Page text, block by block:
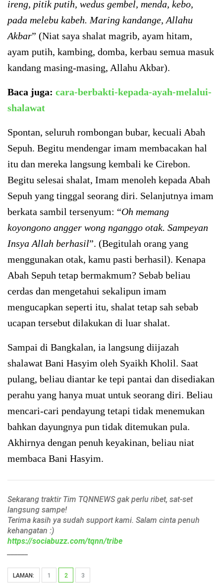
ireng, pitik putih, wedus gembel, menda, kebo,
pada melebu kabeh. Maring kandange, Allahu
Akbar” (Niat saya shalat magrib, ayam hitam,
ayam putih, kambing, domba, kerbau semua masuk
kandang masing-masing, Allahu Akbar).
Baca juga: cara-berbakti-kepada-ayah-melalui-
shalawat
Spontan, seluruh rombongan bubar, kecuali Abah
Sepuh. Begitu mendengar imam membacakan hal
itu dan mereka langsung kembali ke Cirebon.
Begitu selesai shalat, Imam menoleh kepada Abah
Sepuh yang tinggal seorang diri. Selanjutnya imam
berkata sambil tersenyum: “Oh memang
koyongono angger wong nganggo otak. Sampeyan
Insya Allah berhasil”. (Begitulah orang yang
menggunakan otak, kamu pasti berhasil). Kenapa
Abah Sepuh tetap bermakmum? Sebab beliau
cerdas dan mengetahui sekalipun imam
mengucapkan seperti itu, shalat tetap sah sebab
ucapan tersebut dilakukan di luar shalat.
Sampai di Bangkalan, ia langsung diijazah
shalawat Bani Hasyim oleh Syaikh Kholil. Saat
pulang, beliau diantar ke tepi pantai dan disediakan
perahu yang hanya muat untuk seorang diri. Beliau
mencari-cari pendayung tetapi tidak menemukan
bahkan dayungnya pun tidak ditemukan pula.
Akhirnya dengan penuh keyakinan, beliau niat
membaca Bani Hasyim.
Sekarang traktir Tim TQNNEWS gak perlu ribet, sat-set
langsung sampe!
Terima kasih ya sudah support kami. Salam cinta penuh
kehangatan :)
https://sociabuzz.com/tqnn/tribe
LAMAN: 1 2 3